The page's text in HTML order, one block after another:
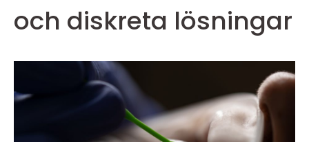
och diskreta lösningar